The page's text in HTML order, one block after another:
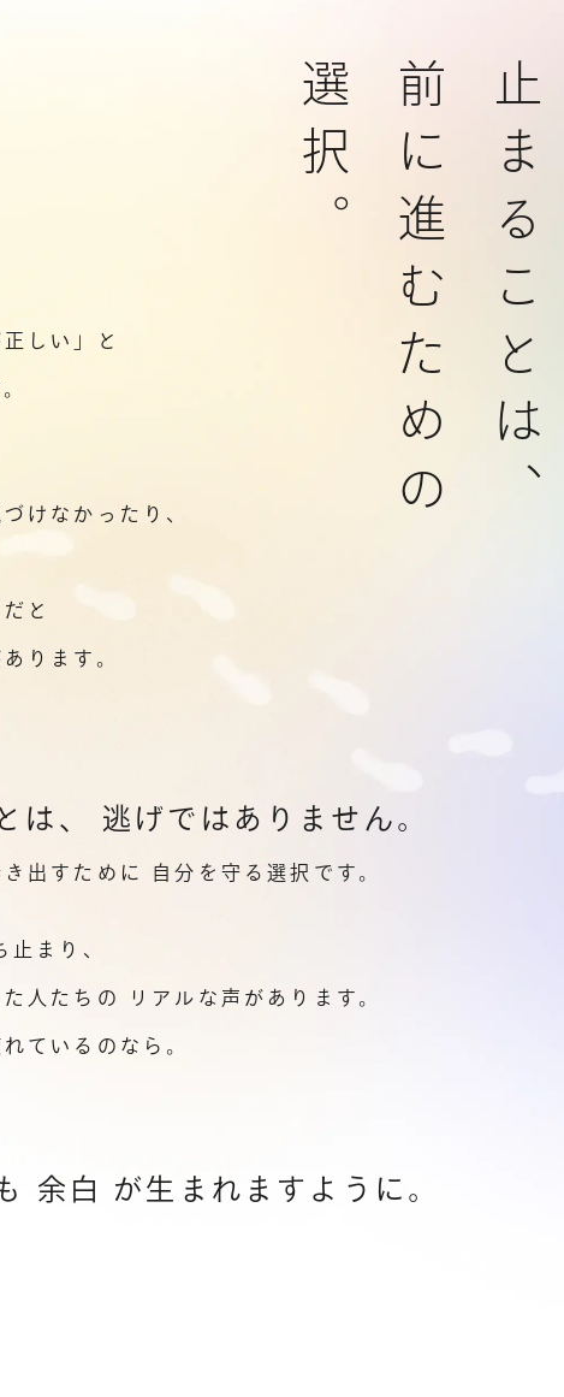
止まることは、
前に進むための
選択。
しい」と
けなかったり、
と
ります。
は、 逃げではありません。
出すために 自分を守る選択です。
止まり、
人たちの リアルな声があります。
ているのなら。
余白 が生まれますように。